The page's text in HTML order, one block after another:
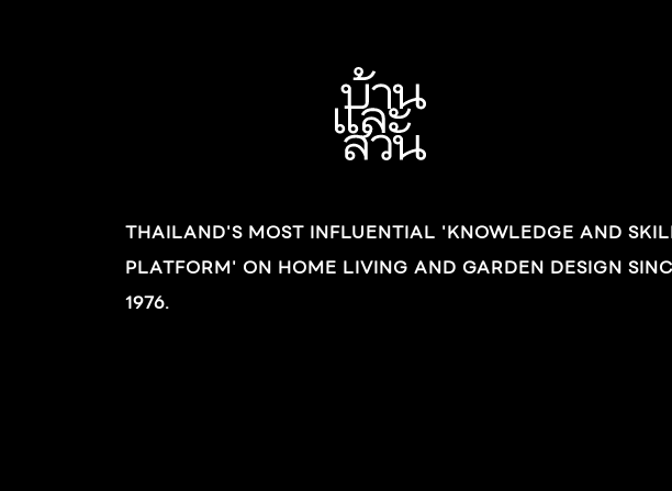
THAILAND'S MOST INFLUENTIAL 'KNOWLEDGE AND
PLATFORM' ON HOME LIVING AND GARDEN DESIGN
1976.